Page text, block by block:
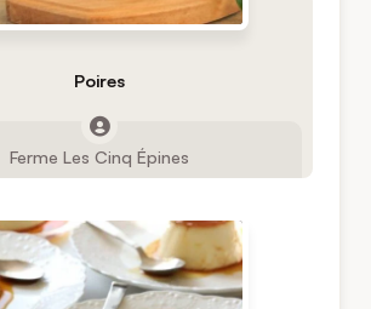
Poires
Ferme Les Cinq Épines